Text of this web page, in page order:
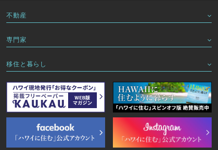
不動産
専門家
移住と暮らし